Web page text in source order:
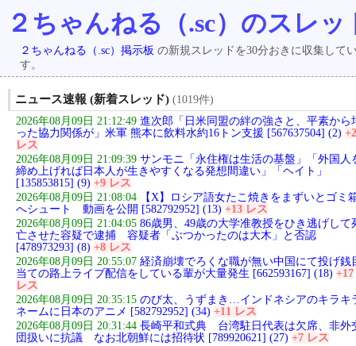
２ちゃんねる（.sc）のスレッ
２ちゃんねる（.sc）掲示板 の新規スレッドを30分おきに収集して
す。
ニュース速報 (新着スレッド) (1019件)
2026年08月09日 21:12:49 進次郎「日米同盟の絆の強さと、平素から
った協力関係が」米軍 熊本に飲料水約16トン支援 [567637504] (2) +2
レス
2026年08月09日 21:09:39 サンモニ「永住権は生活の基盤」「外国人
締め上げれば日本人が生きやすくなる発想間違い」「ヘイト」
[135853815] (9) +9 レス
2026年08月09日 21:08:04
【X】ロシア語女たこ焼きをまずいとゴミ
へシュート 動画を公開 [582792952] (13) +13 レス
2026年08月09日 21:04:05 86歳男、49歳の大学准教授をひき逃げして
亡させた容疑で逮捕 容疑者「ぶつかったのは大木」と否認
[478973293] (8) +8 レス
2026年08月09日 20:55:07 経済崩壊でろくな職が無い中国にて投げ銭
当ての路上ライブ配信をしている輩が大量発生 [662593167] (18) +17
レス
2026年08月09日 20:35:15 のび太、うずまき…インドネシアのキラキ
ネームに日本のアニメ [582792952] (34) +11 レス
2026年08月09日 20:31:44 長崎平和式典 台湾駐日代表は欠席、非外
団扱いに抗議 なお北朝鮮には招待状 [789920621] (27) +7 レス